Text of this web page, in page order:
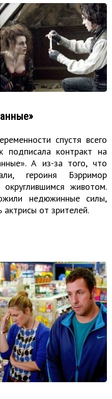
спустя всего
подписала контракт на
А из-за того, что
героиня Бэрримор
животом.
недюжинные силы,
от зрителей.